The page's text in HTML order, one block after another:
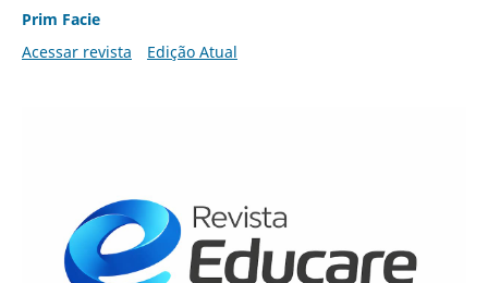
Prim Facie
Acessar revista
Edição Atual